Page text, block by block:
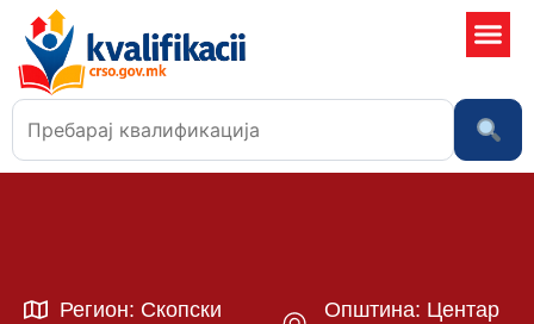
Регион: Скопски
Општина: Центар